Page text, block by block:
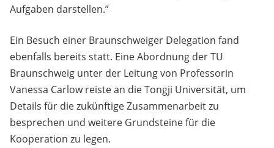
Aufgaben darstellen.”
Ein Besuch einer Braunschweiger Delegation fand
ebenfalls bereits statt. Eine Abordnung der TU
Braunschweig unter der Leitung von Professorin
Vanessa Carlow reiste an die Tongji Universität, um
Details für die zukünftige Zusammenarbeit zu
besprechen und weitere Grundsteine für die
Kooperation zu legen.